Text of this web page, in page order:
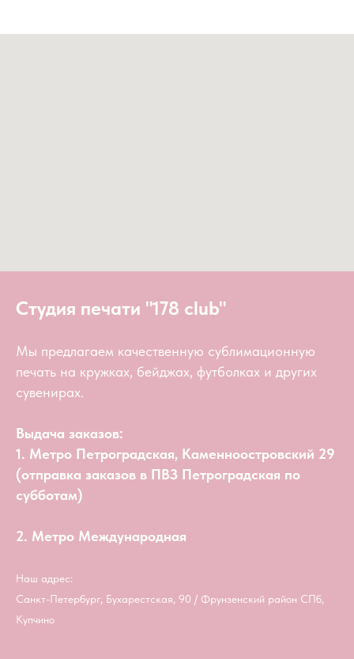
Студия печати "178 club"
Мы предлагаем качественную сублимационную
печать на кружках, бейджах, футболках и других
сувенирах.
Выдача заказов:
1. Метро Петроградская, Каменноостровский 29
(отправка заказов в ПВЗ Петроградская по
субботам)
2. Метро Международная
Наш адрес:
Санкт-Петербург, Бухарестская, 90 / Фрунзенский район СПб,
Купчино